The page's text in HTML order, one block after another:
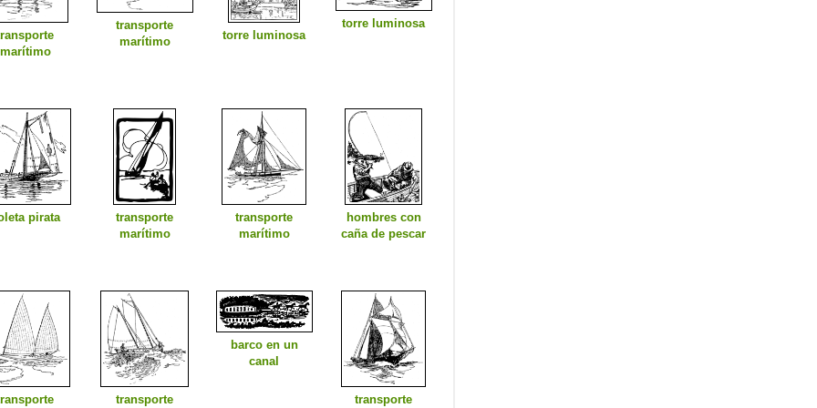
marítimo
transporte
marítimo
torre luminosa
torre luminosa
pirata
transporte
marítimo
transporte
marítimo
hombres con
caña de pescar
transporte
barco en un
canal
transporte